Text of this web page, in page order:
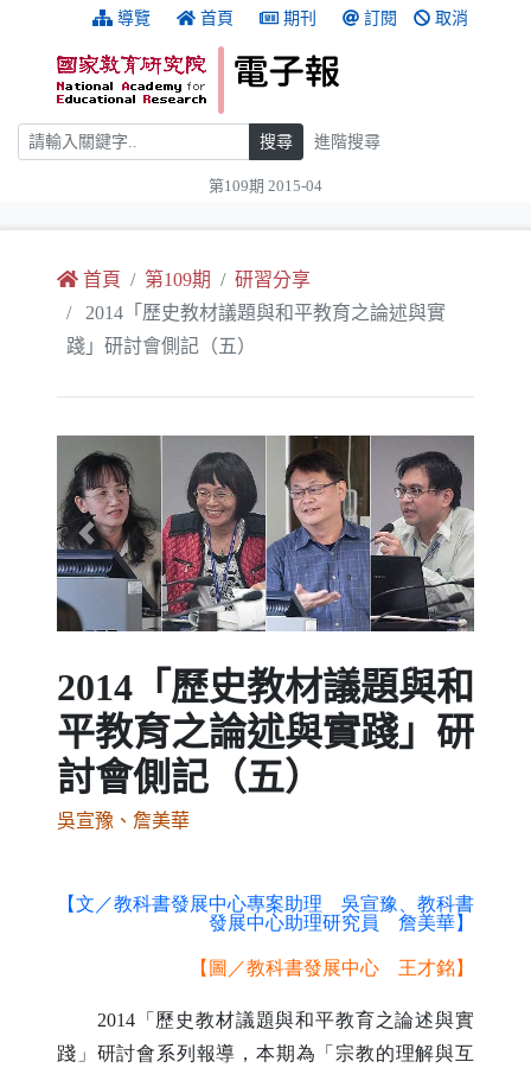
跳到主要內容 導覽 首頁 期刊 訂閱 取消
搜尋 搜尋 進階搜尋
第109期 2015-04
首頁 第109期
研習分享
2014「歷史教材議題與和平教育之論述與實
踐」研討會側記（五）
Previous Next
2014「歷史教材議題與和
平教育之論述與實踐」研
討會側記（五）
吳宣豫、詹美華
【文／教科書發展中心專案助理 吳宣豫、教科書
發展中心助理研究員 詹美華】
【圖／教科書發展中心 王才銘】
2014「歷史教材議題與和平教育之論述與實
踐」研討會系列報導，本期為「宗教的理解與互